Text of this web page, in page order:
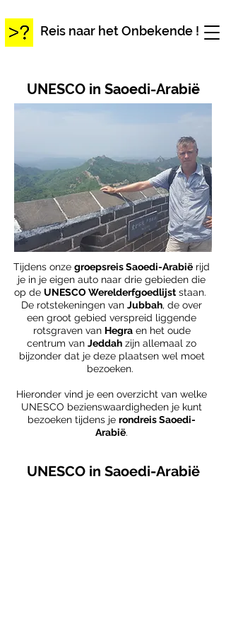
Reis naar het Onbekende !
UNESCO in Saoedi-Arabië
Tijdens onze groepsreis Saoedi-Arabië rijd
je in je eigen auto naar drie gebieden die
op de UNESCO Werelderfgoedlijst staan.
De rotstekeningen van Jubbah, de over
een groot gebied verspreid liggende
rotsgraven van Hegraen het oude
centrum van Jeddah zijn allemaal zo
bijzonder dat je deze plaatsen wel moet
bezoeken.
Hieronder vind je een overzicht van welke
UNESCO bezienswaardigheden je kunt
bezoeken tijdens je rondreis Saoedi-
Arabië.
UNESCO in Saoedi-Arabië